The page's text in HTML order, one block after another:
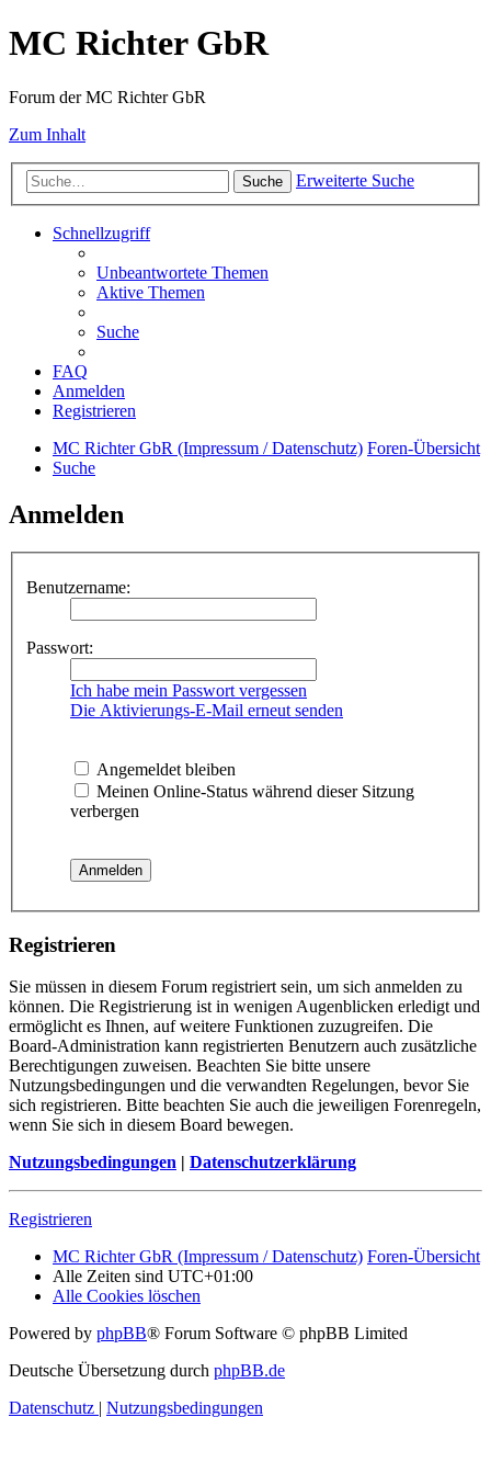
MC Richter GbR
Forum der MC Richter GbR
Zum Inhalt
Suche Erweiterte Suche
Schnellzugriff
Unbeantwortete Themen
Aktive Themen
Suche
FAQ
Anmelden
Registrieren
MC Richter GbR (Impressum / Datenschutz) Foren-Übersicht
Suche
Anmelden
Benutzername:
Passwort:
Ich habe mein Passwort vergessen
Die Aktivierungs-E-Mail erneut senden
Angemeldet bleiben
Meinen Online-Status während dieser Sitzung
verbergen
Registrieren
Sie müssen in diesem Forum registriert sein, um sich anmelden zu
können. Die Registrierung ist in wenigen Augenblicken erledigt und
ermöglicht es Ihnen, auf weitere Funktionen zuzugreifen. Die
Board-Administration kann registrierten Benutzern auch zusätzliche
Berechtigungen zuweisen. Beachten Sie bitte unsere
Nutzungsbedingungen und die verwandten Regelungen, bevor Sie
sich registrieren. Bitte beachten Sie auch die jeweiligen Forenregeln,
wenn Sie sich in diesem Board bewegen.
Nutzungsbedingungen | Datenschutzerklärung
Registrieren
MC Richter GbR (Impressum / Datenschutz) Foren-Übersicht
Alle Zeiten sind UTC+01:00
Alle Cookies löschen
Powered by phpBB® Forum Software © phpBB Limited
Deutsche Übersetzung durch phpBB.de
Datenschutz | Nutzungsbedingungen